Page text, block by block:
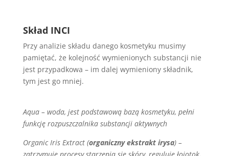
Skład INCI
Przy analizie składu danego kosmetyku musimy
pamiętać, że kolejność wymienionych substancji nie
jest przypadkowa – im dalej wymieniony składnik,
tym jest go mniej.
Aqua – woda, jest podstawową bazą kosmetyku, pełni
funkcję rozpuszczalnika substancji aktywnych
Organic Iris Extract (organiczny ekstrakt irysa) –